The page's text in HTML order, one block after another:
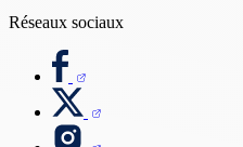
Réseaux sociaux